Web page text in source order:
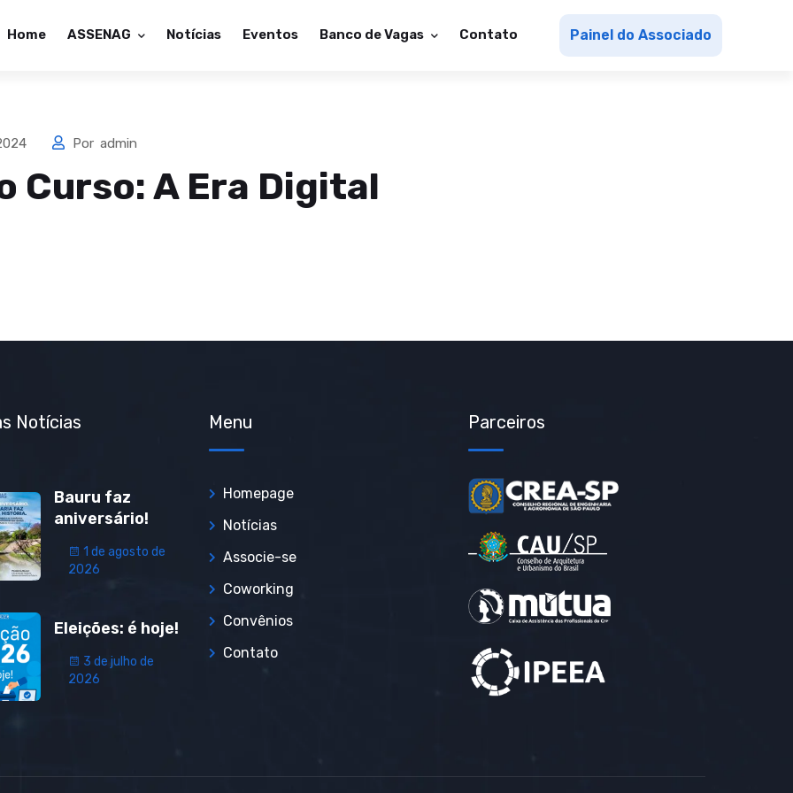
Painel do Associado
Home ASSENAG Notícias Eventos Banco de Vagas Contato
Por admin
Curso: A Era Digital
Notícias
Bauru faz
aniversário!
1 de agosto de
2026
Eleições: é hoje!
3 de julho de
2026
Menu
Homepage
Notícias
Associe-se
Coworking
Convênios
Contato
Parceiros